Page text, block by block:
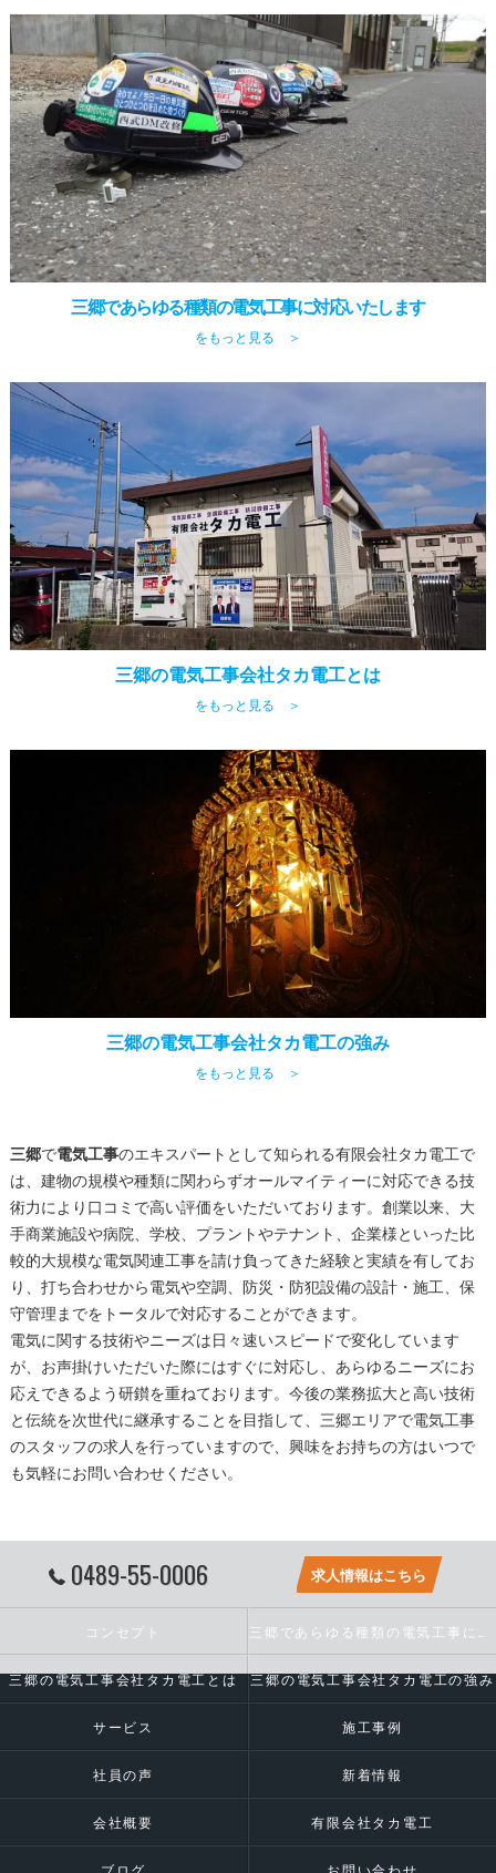
三郷であらゆる種類の電気工事に対応いたします
をもっと見る ＞
三郷の電気工事会社タカ電工とは
をもっと見る ＞
三郷の電気工事会社タカ電工の強み
をもっと見る ＞
三郷で電気工事のエキスパートとして知られる有限会社タカ電工で
は、建物の規模や種類に関わらずオールマイティーに対応できる技
術力により口コミで高い評価をいただいております。創業以来、大
手商業施設や病院、学校、プラントやテナント、企業様といった比
較的大規模な電気関連工事を請け負ってきた経験と実績を有してお
り、打ち合わせから電気や空調、防災・防犯設備の設計・施工、保
守管理までをトータルで対応することができます。
電気に関する技術やニーズは日々速いスピードで変化しています
が、お声掛けいただいた際にはすぐに対応し、あらゆるニーズにお
応えできるよう研鑚を重ねております。今後の業務拡大と高い技術
と伝統を次世代に継承することを目指して、 三郷エリアで電気工事
のスタッフの求人を行っていますので、興味をお持ちの方はいつで
も気軽にお問い合わせください。
0489-55-0006 求人情報はこちら
コンセプト
三郷の電気工事会社タカ電工とは 三郷の電気工事会社タカ電工の強み
サービス 施工事例
社員の声 新着情報
会社概要 有限会社タカ電工
ブログ お問い合わせ